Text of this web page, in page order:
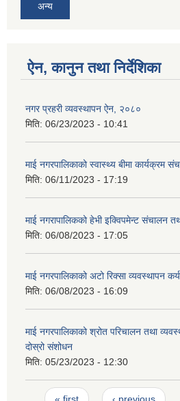
अन्य
ऐन, कानुन तथा निर्देशिका
नगर प्रहरी व्यवस्थापन ऐन, २०८०
मिति: 06/23/2023 - 10:41
माई नगरपालिकाको स्वास्थ्य बीमा कार्यक्रम
मिति: 06/11/2023 - 17:19
माई नगरापालिकको हेभी इक्विपमेन्ट संचालन
मिति: 06/08/2023 - 17:05
माई नगरपालिकाको अटो रिक्सा व्यवस्थापन
मिति: 06/08/2023 - 16:09
माई नगरपालिकाको श्रोत परिचालन तथा
दोस्रो संशोधन
मिति: 05/23/2023 - 12:30